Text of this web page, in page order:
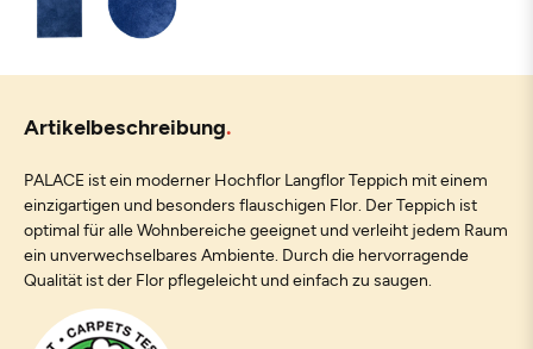
Artikelbeschreibung
PALACE ist ein moderner Hochflor Langflor Teppich mit einem
einzigartigen und besonders flauschigen Flor. Der Teppich ist
optimal für alle Wohnbereiche geeignet und verleiht jedem Raum
ein unverwechselbares Ambiente. Durch die hervorragende
Qualität ist der Flor pflegeleicht und einfach zu saugen.